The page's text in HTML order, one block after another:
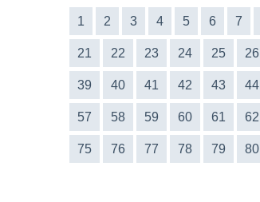
1 2 3 4 5 6 7
21 22 23 24 25 26
39 40 41 42 43 44
57 58 59 60 61 62
75 76 77 78 79 80